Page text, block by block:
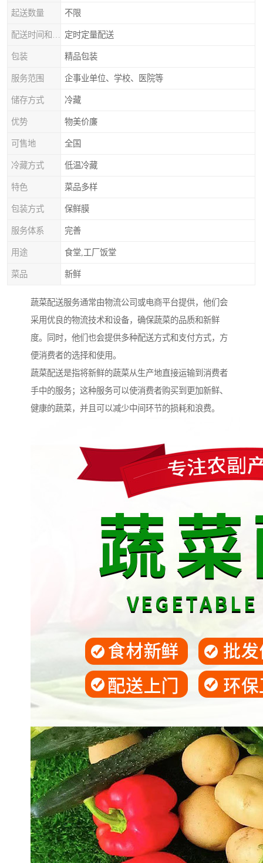
起送数量 不限
定时定量配送
包装 精品包装
服务范围 企事业单位、学校、医院等
储存方式 冷藏
优势 物美价廉
可售地 全国
冷藏方式 低温冷藏
特色 菜品多样
包装方式 保鲜膜
服务体系 完善
用途 食堂,工厂饭堂
菜品 新鲜
蔬菜配送服务通常由物流公司或电商平台提供，他们会
采用优良的物流技术和设备，确保蔬菜的品质和新鲜
度。同时，他们也会提供多种配送方式和支付方式，方
便消费者的选择和使用。
蔬菜配送是指将新鲜的蔬菜从生产地直接运输到消费者
手中的服务；这种服务可以使消费者购买到更加新鲜、
健康的蔬菜，并且可以减少中间环节的损耗和浪费。